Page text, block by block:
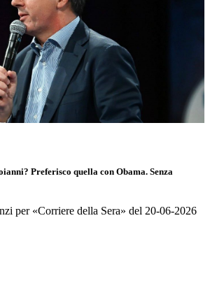
Preferisco quella con Obama. Senza
per «Corriere della Sera» del 20-06-2026